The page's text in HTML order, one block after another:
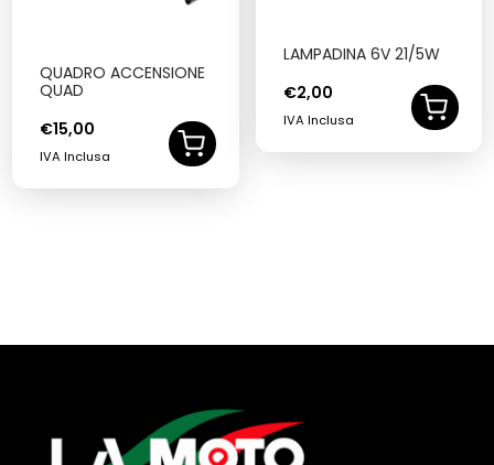
QUADRO ACCENSIONE
QUAD
€15,00
IVA Inclusa
LAMPADINA 6V 21/5W
€2,00
IVA Inclusa